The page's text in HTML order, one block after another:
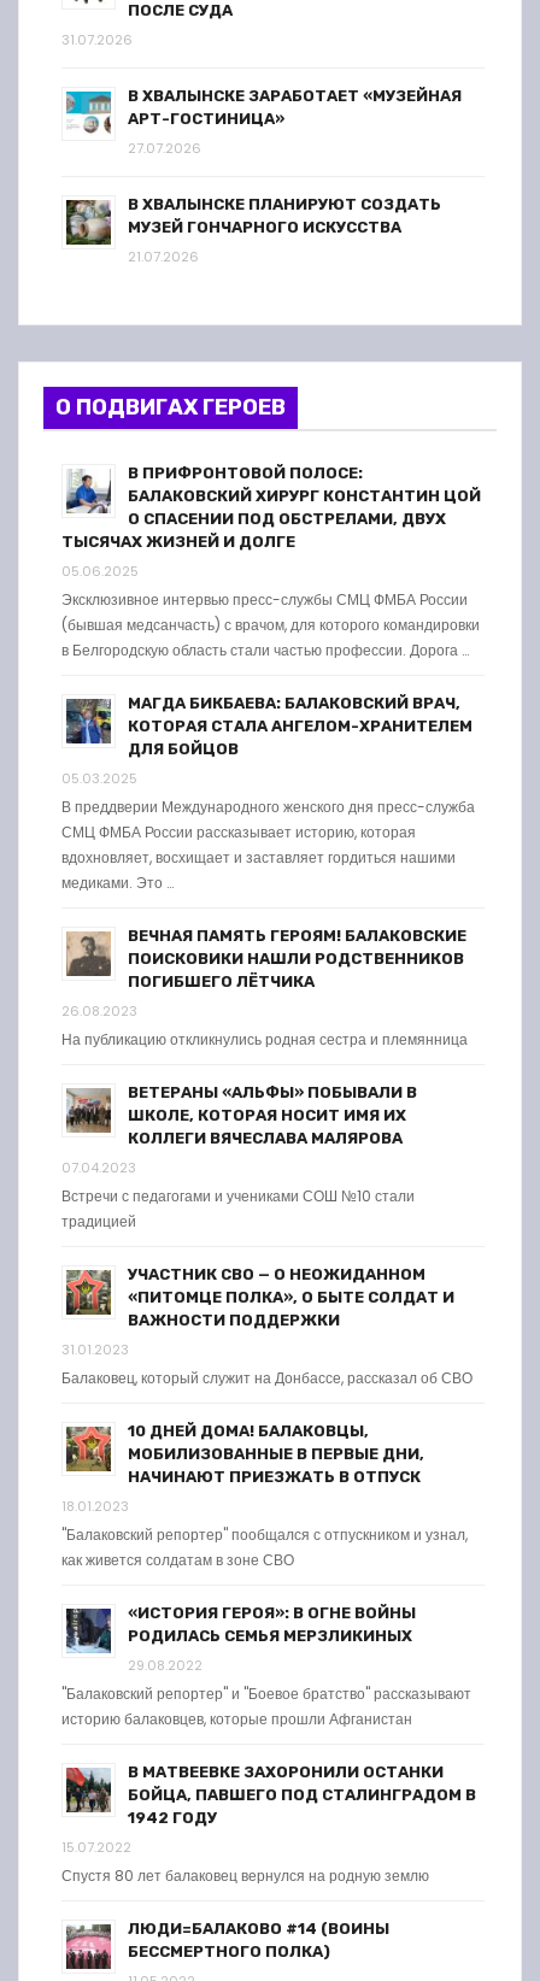
ПОСЛЕ СУДА
31.07.2026
В ХВАЛЫНСКЕ ЗАРАБОТАЕТ «МУЗЕЙНАЯ
АРТ-ГОСТИНИЦА»
27.07.2026
В ХВАЛЫНСКЕ ПЛАНИРУЮТ СОЗДАТЬ
МУЗЕЙ ГОНЧАРНОГО ИСКУССТВА
21.07.2026
О ПОДВИГАХ ГЕРОЕВ
В ПРИФРОНТОВОЙ ПОЛОСЕ:
БАЛАКОВСКИЙ ХИРУРГ КОНСТАНТИН ЦОЙ
О СПАСЕНИИ ПОД ОБСТРЕЛАМИ, ДВУХ
ТЫСЯЧАХ ЖИЗНЕЙ И ДОЛГЕ
05.06.2025
Эксклюзивное интервью пресс-службы СМЦ ФМБА России
(бывшая медсанчасть) с врачом, для которого командировки
в Белгородскую область стали частью профессии. Дорога …
МАГДА БИКБАЕВА: БАЛАКОВСКИЙ ВРАЧ,
КОТОРАЯ СТАЛА АНГЕЛОМ-ХРАНИТЕЛЕМ
ДЛЯ БОЙЦОВ
05.03.2025
В преддверии Международного женского дня пресс-служба
СМЦ ФМБА России рассказывает историю, которая
вдохновляет, восхищает и заставляет гордиться нашими
медиками. Это …
ВЕЧНАЯ ПАМЯТЬ ГЕРОЯМ! БАЛАКОВСКИЕ
ПОИСКОВИКИ НАШЛИ РОДСТВЕННИКОВ
ПОГИБШЕГО ЛЁТЧИКА
26.08.2023
На публикацию откликнулись родная сестра и племянница
ВЕТЕРАНЫ «АЛЬФЫ» ПОБЫВАЛИ В
ШКОЛЕ, КОТОРАЯ НОСИТ ИМЯ ИХ
КОЛЛЕГИ ВЯЧЕСЛАВА МАЛЯРОВА
07.04.2023
Встречи с педагогами и учениками СОШ №10 стали
традицией
УЧАСТНИК СВО — О НЕОЖИДАННОМ
«ПИТОМЦЕ ПОЛКА», О БЫТЕ СОЛДАТ И
ВАЖНОСТИ ПОДДЕРЖКИ
31.01.2023
Балаковец, который служит на Донбассе, рассказал об СВО
10 ДНЕЙ ДОМА! БАЛАКОВЦЫ,
МОБИЛИЗОВАННЫЕ В ПЕРВЫЕ ДНИ,
НАЧИНАЮТ ПРИЕЗЖАТЬ В ОТПУСК
18.01.2023
"Балаковский репортер" пообщался с отпускником и узнал,
как живется солдатам в зоне СВО
«ИСТОРИЯ ГЕРОЯ»: В ОГНЕ ВОЙНЫ
РОДИЛАСЬ СЕМЬЯ МЕРЗЛИКИНЫХ
29.08.2022
"Балаковский репортер" и "Боевое братство" рассказывают
историю балаковцев, которые прошли Афганистан
В МАТВЕЕВКЕ ЗАХОРОНИЛИ ОСТАНКИ
БОЙЦА, ПАВШЕГО ПОД СТАЛИНГРАДОМ В
1942 ГОДУ
15.07.2022
Спустя 80 лет балаковец вернулся на родную землю
ЛЮДИ=БАЛАКОВО #14 (ВОИНЫ
БЕССМЕРТНОГО ПОЛКА)